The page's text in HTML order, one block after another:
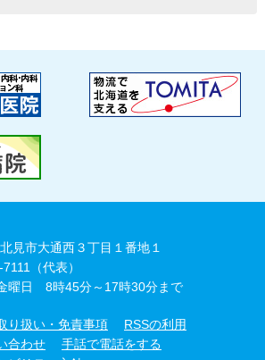
市大通西３丁目１番地１
（代表）
曜日 8時45分～17時30分まで
り扱い・免責事項
RSSの利用
合わせ
手話で電話をする